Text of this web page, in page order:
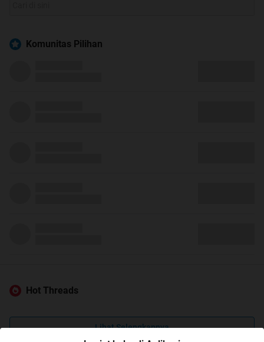
Komunitas Pilihan
Hot Threads
Lihat Selengkapnya